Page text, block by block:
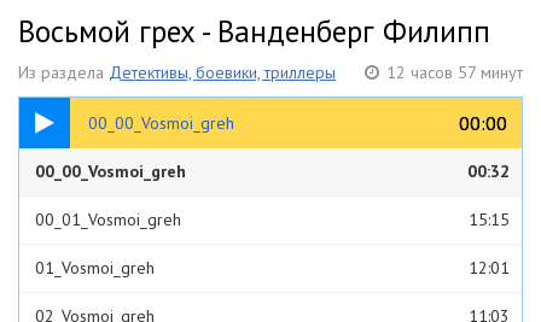
Восьмой грех - Ванденберг Филипп
Из раздела Детективы, боевики, триллеры 12 часов 57 минут
00_00_Vosmoi_greh 00:00
00:00
00:32
00_00_Vosmoi_greh 00:32
00_01_Vosmoi_greh 15:15
01_Vosmoi_greh 12:01
02_Vosmoi_greh 11:03